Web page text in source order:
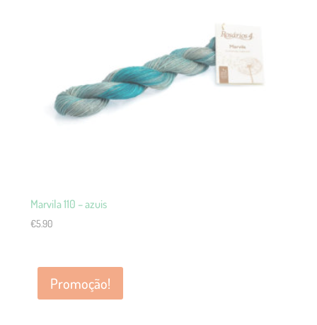
Marvila 110 – azuis
€5.90
Promoção!